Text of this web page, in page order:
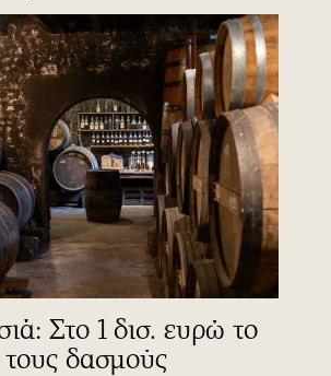
Στο 1 δισ. ευρώ το
δασμούς